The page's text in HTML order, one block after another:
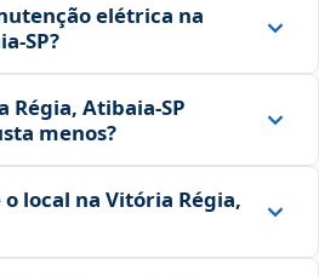
elétrica na
Atibaia‑SP
menos?
local na Vitória Régia,